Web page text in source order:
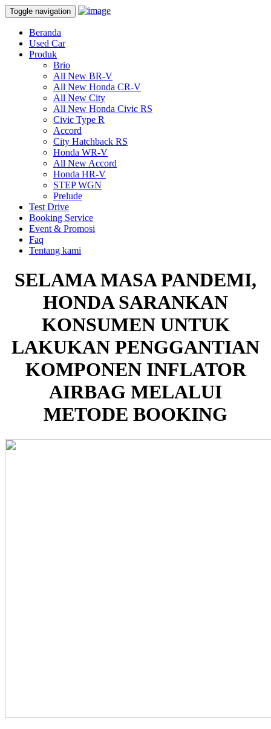
Toggle navigation
Beranda
Used Car
Produk
Brio
All New BR-V
All New Honda CR-V
All New City
All New Honda Civic RS
Civic Type R
Accord
City Hatchback RS
Honda WR-V
All New Accord
Honda HR-V
STEP WGN
Prelude
Test Drive
Booking Service
Event & Promosi
Faq
Tentang kami
SELAMA MASA PANDEMI,
HONDA SARANKAN
KONSUMEN UNTUK
LAKUKAN PENGGANTIAN
KOMPONEN INFLATOR
AIRBAG MELALUI
METODE BOOKING